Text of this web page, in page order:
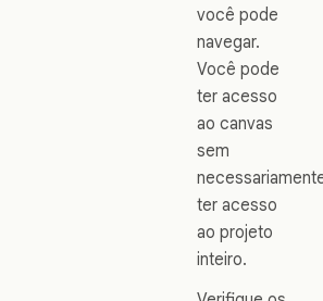
você pode
navegar.
Você pode
ter acesso
ao canvas
sem
ter acesso
ao projeto
inteiro.